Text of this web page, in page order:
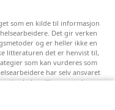
som en kilde til informasjon
Det gir verken
og er heller ikke en
litteraturen det er henvist til,
som kan vurderes som
har selv ansvaret
behandlingsmetoder og
passer for eller godtas av